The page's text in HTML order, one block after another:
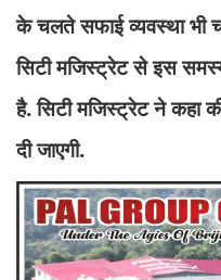
के चलते सफाई व्यवस्था भी
सिटी मजिस्ट्रेट से इस
है. सिटी मजिस्ट्रेट ने कहा
दी जाएगी.